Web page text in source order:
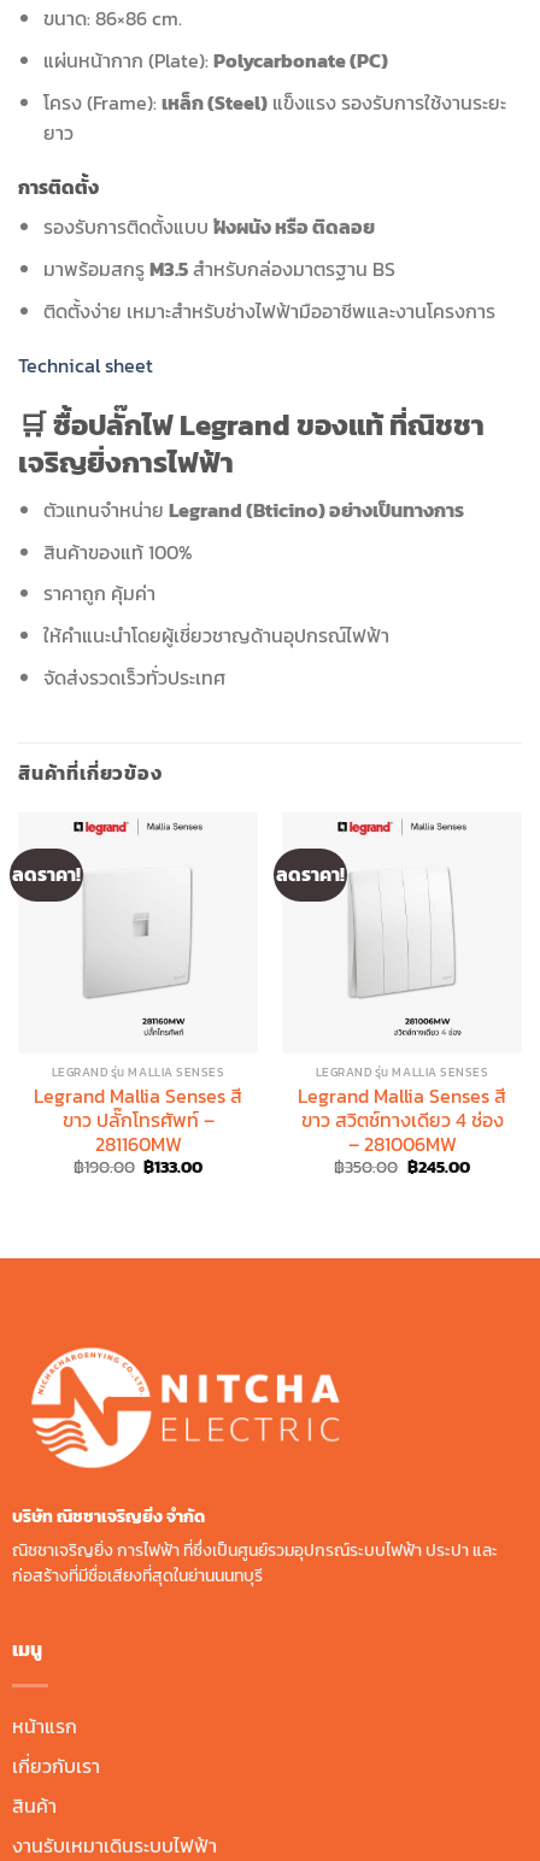
ขนาด: 86×86 cm.
แผ่นหน้ากาก (Plate): Polycarbonate (PC)
โครง (Frame): เหล็ก (Steel)แข็งแรง รองรับการใช้งานระยะ
ยาว
การติดตั้ง
รองรับการติดตั้งแบบ ฝังผนัง หรือ ติดลอย
มาพร้อมสกรูM3.5สำหรับกล่องมาตรฐาน BS
ติดตั้งง่าย เหมาะสำหรับช่างไฟฟ้ามืออาชีพและงานโครงการ
Technicalsheet
🛒 ซื้อปลั๊กไฟ Legrand ของแท้ ที่ณิชชา
เจริญยิ่งการไฟฟ้า
ตัวแทนจำหน่าย Legrand (Bticino) อย่างเป็นทางการ
สินค้าของแท้ 100%
ราคาถูก คุ้มค่า
ให้คำแนะนำโดยผู้เชี่ยวชาญด้านอุปกรณ์ไฟฟ้า
จัดส่งรวดเร็วทั่วประเทศ
สินค้าที่เกี่ยวข้อง
ลดราคา!
LEGRAND รุ่น MALLIA SENSES
Legrand Mallia Senses สี
ขาว ปลั๊กโทรศัพท์ –
281160MW
฿190.00 Original
price
฿133.00Current
ลดราคา!
LEGRAND รุ่น MALLIA SENSES
Legrand Mallia Senses สี
ขาว สวิตช์ทางเดียว 4 ช่อง
– 281006MW
฿350.00 Original
price
฿245.00Current
บริษัท ณิชชาเจริญยิ่ง จํากัด
ณิชชาเจริญยิ่ง การไฟฟ้า ที่ซึ่งเป็นศูนย์รวมอุปกรณ์ระบบไฟฟ้า ประปา และ
ก่อสร้างที่มีชื่อเสียงที่สุดในย่านนนทบุรี
เมนู
หน้าแรก
เกี่ยวกับเรา
สินค้า
งานรับเหมาเดินระบบไฟฟ้า